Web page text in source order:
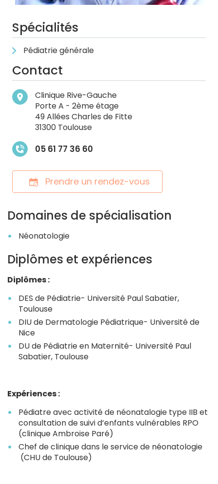
Spécialités
Pédiatrie générale
Contact
Clinique Rive-Gauche
Porte A - 2ème étage
49 Allées Charles de Fitte
31300 Toulouse
05 61 77 36 60
Prendre un rendez-vous
Domaines de spécialisation
Néonatologie
Diplômes et expériences
Diplômes :
DES de Pédiatrie- Université Paul Sabatier,
Toulouse
DIU de Dermatologie Pédiatrique- Université de
Nice
DU de Pédiatrie en Maternité- Université Paul
Sabatier, Toulouse
Expériences :
Pédiatre avec activité de néonatalogie type IIB et
consultation de suivi d’enfants vulnérables RPO
(clinique Ambroise Paré)
Chef de clinique dans le service de néonatologie
(CHU de Toulouse)